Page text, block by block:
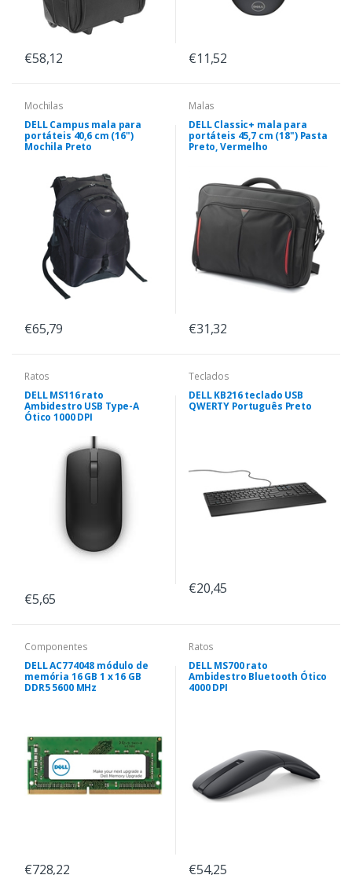
€58,12 €11,52
Mochilas
DELL Campus mala para
portáteis 40,6 cm (16")
Mochila Preto
€65,79
Malas
DELL Classic+ mala para
portáteis 45,7 cm (18") Pasta
Preto, Vermelho
€31,32
Ratos
DELL MS116 rato
Ambidestro USB Type-A
Ótico 1000 DPI
€5,65
Teclados
DELL KB216 teclado USB
QWERTY Português Preto
€20,45
Componentes
DELL AC774048 módulo de
memória 16 GB 1 x 16 GB
DDR5 5600 MHz
€728,22
Ratos
DELL MS700 rato
Ambidestro Bluetooth Ótico
4000 DPI
€54,25